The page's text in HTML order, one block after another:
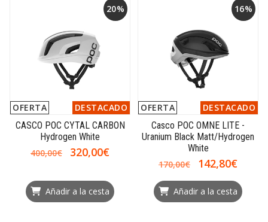
20%
OFERTA
DESTACADO
CASCO POC CYTAL CARBON
Hydrogen White
400,00€
320,00€
Añadir a la cesta
16%
OFERTA
DESTACADO
Casco POC OMNE LITE -
Uranium Black Matt/Hydrogen
White
170,00€
142,80€
Añadir a la cesta